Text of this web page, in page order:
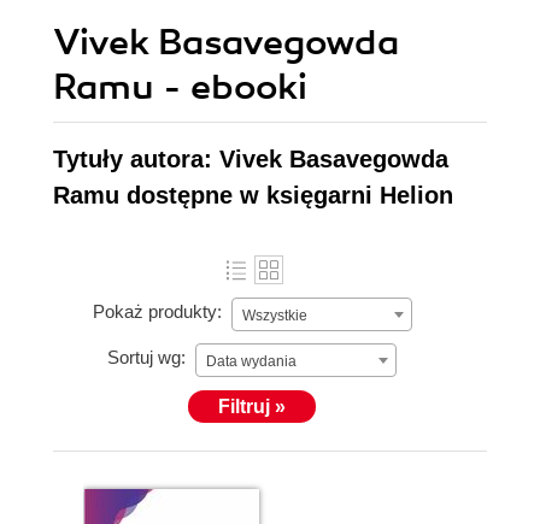
Vivek Basavegowda
Ramu - ebooki
Tytuły autora: Vivek Basavegowda
Ramu dostępne w księgarni Helion
Pokaż produkty: Wszystkie
Sortuj wg: Data wydania
Filtruj »